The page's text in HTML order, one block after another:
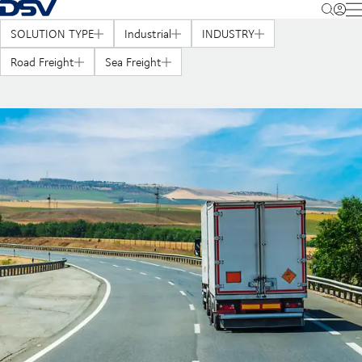
Takaisin kotisivulle
SOLUTION TYPE Industrial
INDUSTRY
Road Freight
Sea Freight